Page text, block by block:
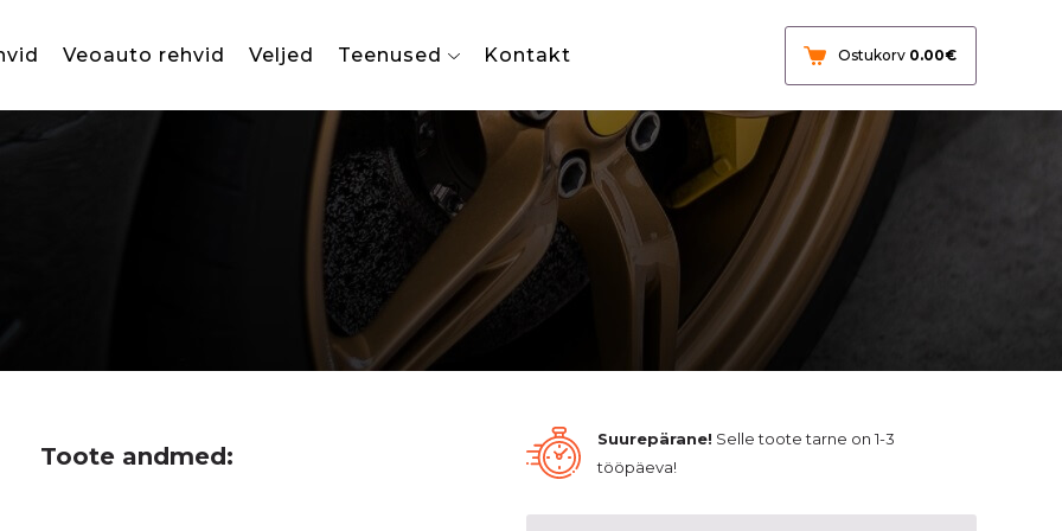
Veoauto rehvid Veljed Teenused Kontakt Ostukorv 0.00€
Toote andmed:
Suurepärane! Selle toote tarne on 1-3
tööpäeva!